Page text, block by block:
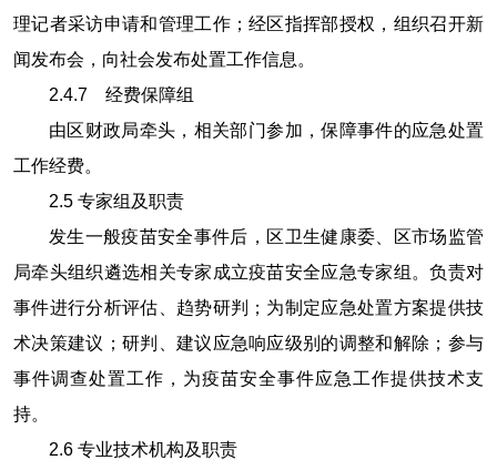
理记者采访申请和管理工作；经区指挥部授权，组织召开新
闻发布会，向社会发布处置工作信息。
2.4.7 经费保障组
由区财政局牵头，相关部门参加，保障事件的应急处置
工作经费。
2.5 专家组及职责
发生一般疫苗安全事件后，区卫生健康委、区市场监管
局牵头组织遴选相关专家成立疫苗安全应急专家组。负责对
事件进行分析评估、趋势研判；为制定应急处置方案提供技
术决策建议；研判、建议应急响应级别的调整和解除；参与
事件调查处置工作，为疫苗安全事件应急工作提供技术支
持。
2.6 专业技术机构及职责